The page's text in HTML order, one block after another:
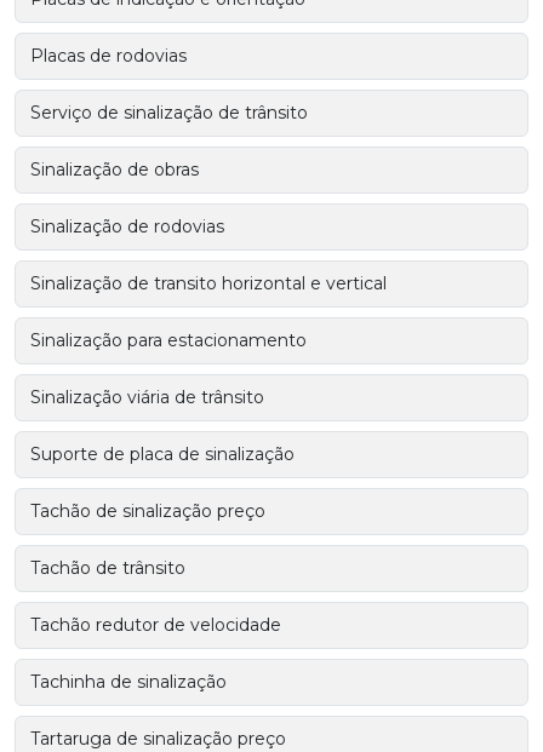
Placas de rodovias
Serviço de sinalização de trânsito
Sinalização de obras
Sinalização de rodovias
Sinalização de transito horizontal e vertical
Sinalização para estacionamento
Sinalização viária de trânsito
Suporte de placa de sinalização
Tachão de sinalização preço
Tachão de trânsito
Tachão redutor de velocidade
Tachinha de sinalização
Tartaruga de sinalização preço